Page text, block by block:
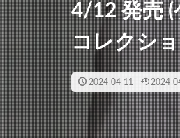
4/12 発売 (
コレクシ
2024-04-11 2024-